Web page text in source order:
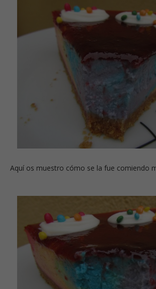
Aquí os muestro cómo se la fue comiendo